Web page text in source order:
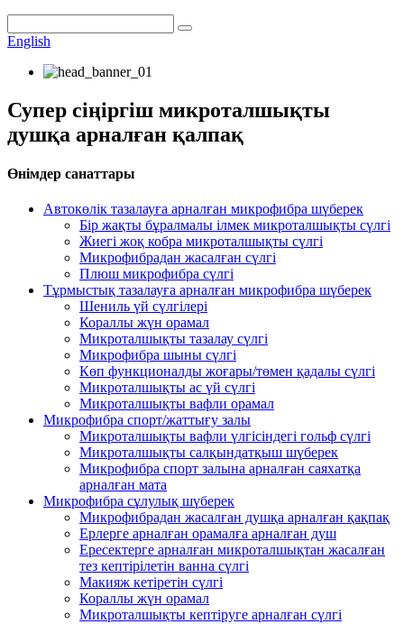
English
Супер сіңіргіш микроталшықты
душқа арналған қалпақ
Өнімдер санаттары
Автокөлік тазалауға арналған микрофибра шүберек
Бір жақты бұралмалы ілмек микроталшықты сүлгі
Жиегі жоқ кобра микроталшықты сүлгі
Микрофибрадан жасалған сүлгі
Плюш микрофибра сүлгі
Тұрмыстық тазалауға арналған микрофибра шүберек
Шениль үй сүлгілері
Кораллы жүн орамал
Микроталшықты тазалау сүлгі
Микрофибра шыны сүлгі
Көп функционалды жоғары/төмен қадалы сүлгі
Микроталшықты ас үй сүлгі
Микроталшықты вафли орамал
Микрофибра спорт/жаттығу залы
Микроталшықты вафли үлгісіндегі гольф сүлгі
Микроталшықты салқындатқыш шүберек
Микрофибра спорт залына арналған саяхатқа
арналған мата
Микрофибра сұлулық шүберек
Микрофибрадан жасалған душқа арналған қақпақ
Ерлерге арналған орамалға арналған душ
Ересектерге арналған микроталшықтан жасалған
тез кептірілетін ванна сүлгі
Макияж кетіретін сүлгі
Кораллы жүн орамал
Микроталшықты кептіруге арналған сүлгі